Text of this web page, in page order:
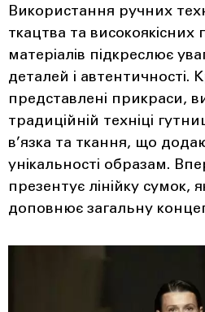
Використання ручних
ткацтва та
матеріалів підкреслює
деталей і автентичності.
представлені прикраси,
традиційній техніці
в’язка та ткання, що
унікальності образам.
презентує лінійку сумок,
доповнює загальну